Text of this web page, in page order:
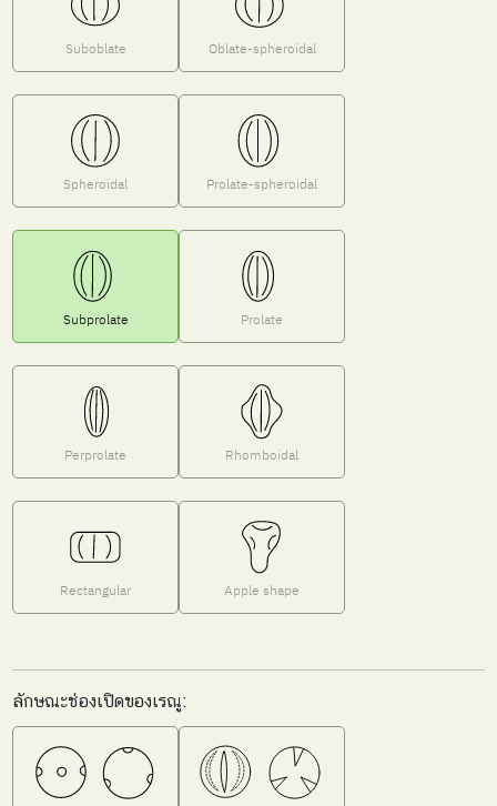
Suboblate Oblate-spheroidal
Spheroidal Prolate-spheroidal
Subprolate Prolate
Perprolate Rhomboidal
Rectangular Apple shape
ลักษณะช่องเปิดของเรณู: